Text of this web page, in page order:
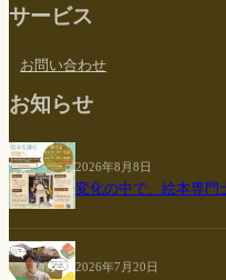
サービス
お問い合わせ
お知らせ
2026年8月8日
変化の中で、絵本専門
2026年7月20日